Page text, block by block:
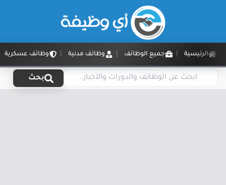
الرئيسية جميع الوظائف وظائف مدنية وظائف عسكرية
بحث